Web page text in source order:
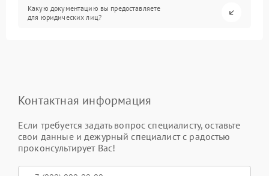
Какую документацию вы предоставляете
для юридических лиц?
Контактная информация
Если требуется задать вопрос специалисту, оставьте
свои данные и дежурный специалист с радостью
проконсультирует Вас!